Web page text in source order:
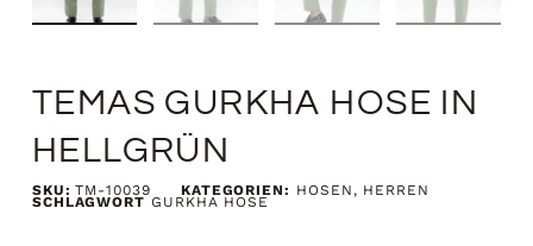
TEMAS GURKHA HOSE IN
HELLGRÜN
SKU:TM-10039 KATEGORIEN: HOSEN , HERREN
SCHLAGWORT GURKHA HOSE